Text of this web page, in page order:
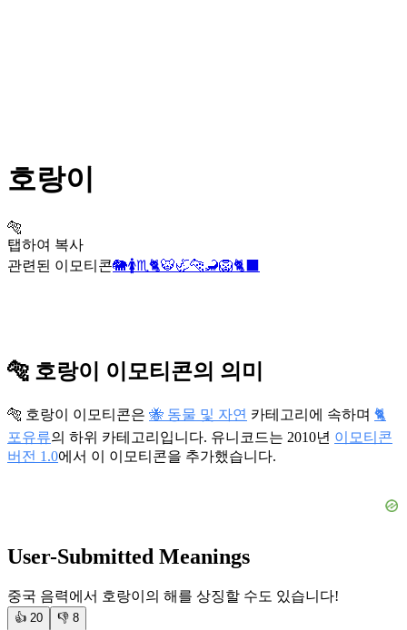
호랑이
🐅
탭하여 복사
관련된 이모티콘🐘🚺♏🐈🐯🦏🐆🦂🦁🐈‍⬛
🐅 호랑이 이모티콘의 의미
🐅 호랑이 이모티콘은 🐝 동물 및 자연 카테고리에 속하며 🐈
포유류의 하위 카테고리입니다. 유니코드는 2010년 이모티콘
버전 1.0에서 이 이모티콘을 추가했습니다.
User-Submitted Meanings
중국 음력에서 호랑이의 해를 상징할 수도 있습니다!
👍 20 👎 8